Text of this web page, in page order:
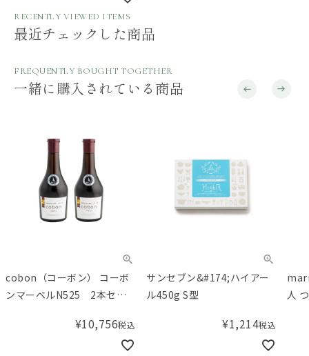
RECENTLY VIEWED ITEMS
最近チェックした商品
FREQUENTLY BOUGHT TOGETHER
一緒に購入されている商品
cobon（コーボン） コーボ
ンマーベルN525 2本セッ
¥10,756税込
サンセブン&#174;ハイアー
ル450g S型
¥1,214税込
人